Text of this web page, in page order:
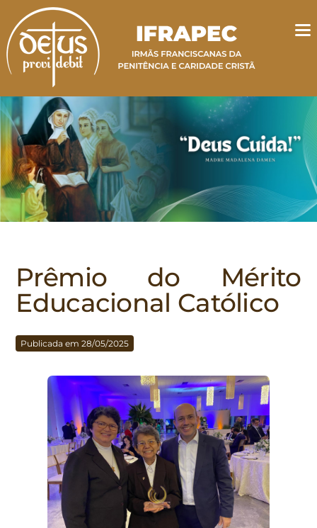
Prêmio do Mérito
Educacional Católico
Publicada em 28/05/2025